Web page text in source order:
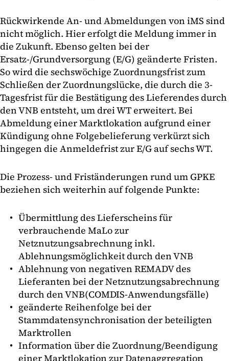
Rückwirkende An- und Abmeldungen von iMS sind
nicht möglich. Hier erfolgt die Meldung immer in
die Zukunft. Ebenso gelten bei der
Ersatz-/Grundversorgung (E/G) geänderte Fristen.
So wird die sechswöchige Zuordnungsfrist zum
Schließen der Zuordnungslücke, die durch die 3-
Tagesfrist für die Bestätigung des Lieferendes durch
den VNB entsteht, um drei WT erweitert. Bei
Abmeldung einer Marktlokation aufgrund einer
Kündigung ohne Folgebelieferung verkürzt sich
hingegen die Anmeldefrist zur E/G auf sechs WT.
Die Prozess- und Friständerungen rund um GPKE
beziehen sich weiterhin auf folgende Punkte:
Übermittlung des Lieferscheins für
verbrauchende MaLo zur
Netznutzungsabrechnung inkl.
Ablehnungsmöglichkeit durch den VNB
Ablehnung von negativen REMADV des
Lieferanten bei der Netznutzungsabrechnung
durch den VNB(COMDIS-Anwendungsfälle)
geänderte Reihenfolge bei der
Stammdatensynchronisation der beteiligten
Marktrollen
Information über die Zuordnung/Beendigung
einer Marktlokation zur Datenaggregation